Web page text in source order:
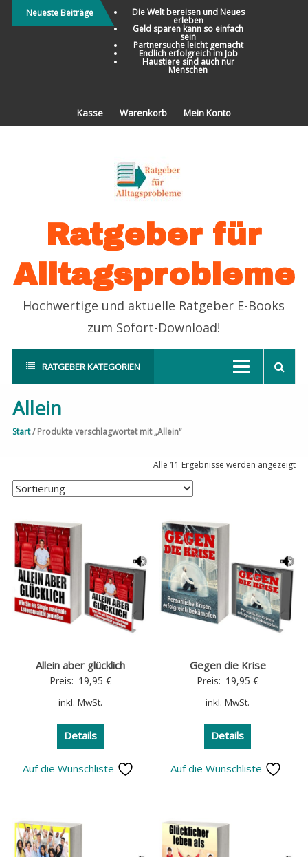
Direkt
zum
Neueste Beiträge Die Welt bereisen und Neues
erleben
Geld sparen kann so einfach
sein
Partnersuche leicht gemacht
Endlich erfolgreich im Job
Haustiere sind auch nur
Menschen
Kasse Warenkorb Mein Konto
Ratgeber für
Alltagsprobleme
Hochwertige und aktuelle Ratgeber E-Books
zum Sofort-Download!
RATGEBER KATEGORIEN
Allein
Start/ Produkte verschlagwortet mit „Allein“
Alle 11 Ergebnisse werden angezeigt
Allein aber glücklich
Preis: 19,95 €
inkl. MwSt.
Details
Auf die Wunschliste
Gegen die Krise
Preis: 19,95€
inkl. MwSt.
Details
Auf die Wunschliste